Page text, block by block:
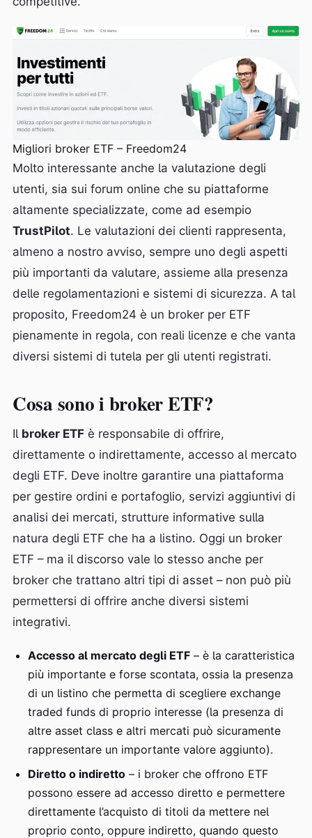
Migliori broker ETF – Freedom24
Molto interessante anche la valutazione degli
utenti, sia sui forum online che su piattaforme
altamente specializzate, come ad esempio
TrustPilot. Le valutazioni dei clienti rappresenta,
almeno a nostro avviso, sempre uno degli aspetti
più importanti da valutare, assieme alla presenza
delle regolamentazioni e sistemi di sicurezza. A tal
proposito, Freedom24 è un broker per ETF
pienamente in regola, con reali licenze e che vanta
diversi sistemi di tutela per gli utenti registrati.
Cosa sono i broker ETF?
Il broker ETF è responsabile di offrire,
direttamente o indirettamente, accesso al mercato
degli ETF. Deve inoltre garantire una piattaforma
per gestire ordini e portafoglio, servizi aggiuntivi di
analisi dei mercati, strutture informative sulla
natura degli ETF che ha a listino. Oggi un broker
ETF – ma il discorso vale lo stesso anche per
broker che trattano altri tipi di asset – non può più
permettersi di offrire anche diversi sistemi
integrativi.
Accesso al mercato degli ETF – è la caratteristica
più importante e forse scontata, ossia la presenza
di un listino che permetta di scegliere exchange
traded funds di proprio interesse (la presenza di
altre asset class e altri mercati può sicuramente
rappresentare un importante valore aggiunto).
Diretto o indiretto – i broker che offrono ETF
possono essere ad accesso diretto e permettere
direttamente l’acquisto di titoli da mettere nel
proprio conto, oppure indiretto, quando questo